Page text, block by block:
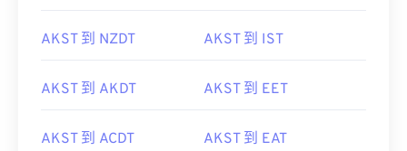
AKST 到 NZDT AKST 到 IST
AKST 到 AKDT AKST 到 EET
AKST 到 ACDT AKST 到 EAT